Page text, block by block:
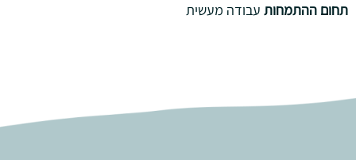
תחום ההתמחות עבודה מעשית